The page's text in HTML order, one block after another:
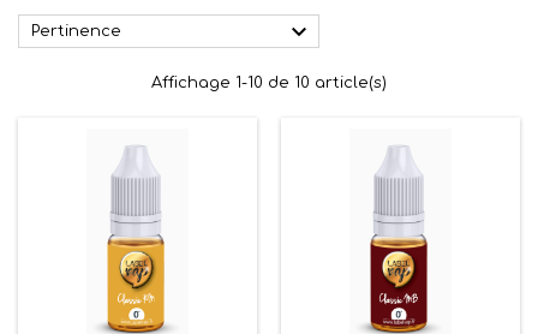
Pertinence 
Affichage 1-10 de 10 article(s)